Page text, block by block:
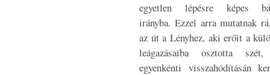
egyetlen lépésre képes
irányba. Ezzel arra mutatnak
az út a Lényhez, aki erőit a
leágazásaiba osztotta
egyenkénti visszahódításán